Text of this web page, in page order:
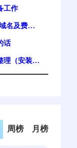
工作
名及费
话
理（安装及
周榜 月榜